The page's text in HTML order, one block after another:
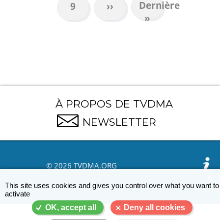
Page
9
Page
suivante
››
Dernière
page
Dernière
»
À PROPOS DE TVDMA
NEWSLETTER
© 2026 TVDMA.ORG
This site uses cookies and gives you control over what you want to
activate
OK, accept all
Deny all cookies